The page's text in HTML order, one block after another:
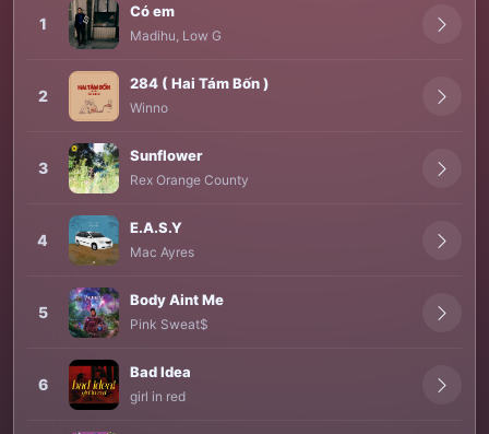
1
Có em
Madihu, Low G
2
284 ( Hai Tám Bốn )
Winno
3
Sunflower
Rex Orange County
4
E.A.S.Y
Mac Ayres
5
Body Aint Me
Pink Sweat$
6
Bad Idea
girl in red